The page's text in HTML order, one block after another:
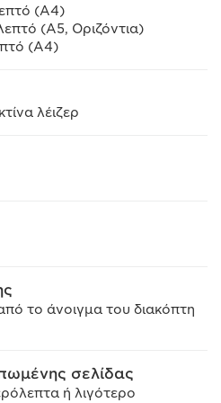
(A4)
Οριζόντια)
(A4)
λέιζερ
το άνοιγμα του διακόπτη
σελίδας
ή λιγότερο